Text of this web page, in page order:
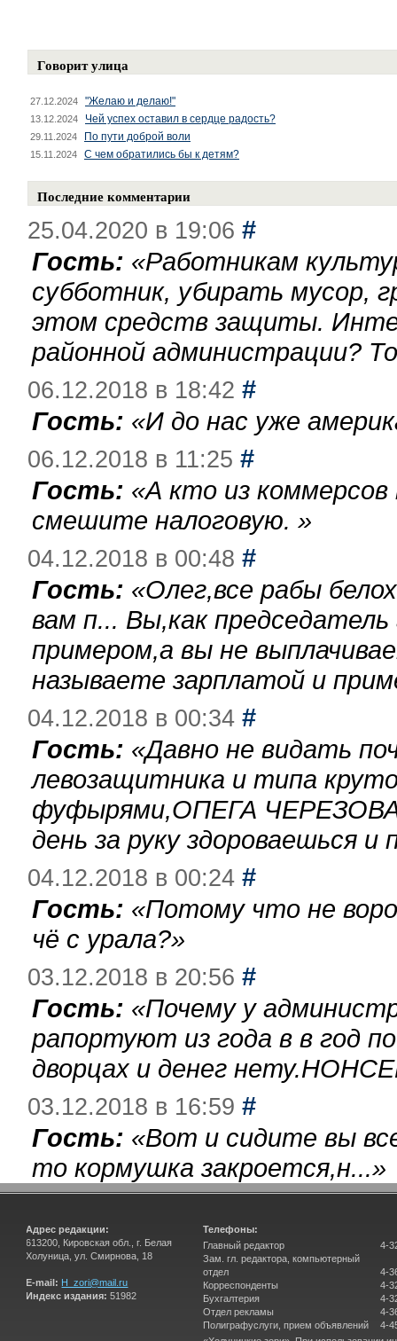
Говорит улица
27.12.2024 "Желаю и делаю!"
13.12.2024 Чей успех оставил в сердце радость?
29.11.2024 По пути доброй воли
15.11.2024 С чем обратились бы к детям?
Последние комментарии
25.04.2020 в 19:06 #
Гость: «Работникам
субботник, убирать мусор,
этом средств защиты.
районной администрации?
06.12.2018 в 18:42 #
Гость: «И до нас уже
06.12.2018 в 11:25 #
Гость: «А кто из
смешите налоговую. »
04.12.2018 в 00:48 #
Гость: «Олег,все рабы
вам п... Вы,как
примером,а вы не
называете зарплатой и
04.12.2018 в 00:34 #
Гость: «Давно не видать
левозащитника и типа
фуфырями,ОПЕГА
день за руку здороваешься
04.12.2018 в 00:24 #
Гость: «Потому что не
чё с урала?»
03.12.2018 в 20:56 #
Гость: «Почему у
рапортуют из года в в год
дворцах и денег
03.12.2018 в 16:59 #
Гость: «Вот и сидите вы
то кормушка закроется,н...»
Адрес редакции:
613200, Кировская обл., г. Белая
Холуница, ул. Смирнова, 18
E-mail: H_zori@mail.ru
Индекс издания: 51982
Телефоны:
Главный редактор
Зам. гл. редактора, компьютерный
отдел
Корреспонденты
Бухгалтерия
Отдел рекламы
Полиграфуслуги, прием объявлений
4-
4-
4-
4-
4-
4-